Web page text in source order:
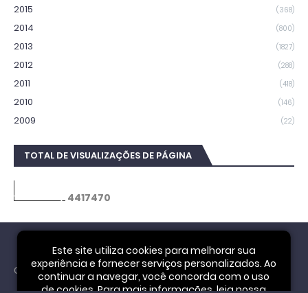
2015 (368)
2014 (800)
2013 (1827)
2012 (288)
2011 (418)
2010 (146)
2009 (22)
TOTAL DE VISUALIZAÇÕES DE PÁGINA
4417470
Cookie Notice
Este site utiliza cookies para melhorar sua
experiência e fornecer serviços personalizados. Ao
continuar a navegar, você concorda com o uso
de cookies. Para mais informações, leia nossa